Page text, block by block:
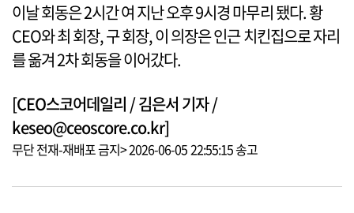
이날 회동은 2시간 여 지난 오후 9시경 마무리 됐다. 황
CEO와 최 회장, 구 회장, 이 의장은 인근 치킨집으로 자리
를 옮겨 2차 회동을 이어갔다.
[CEO스코어데일리 / 김은서 기자 /
keseo@ceoscore.co.kr]
무단 전재-재배포 금지> 2026-06-05 22:55:15 송고